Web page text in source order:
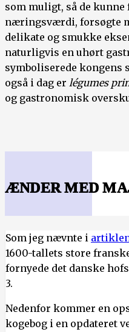
som muligt, så de
næringsværdi, forsøgte
delikate og smukke
naturligvis en uhørt
symboliserede kongens
også i dag er légumes
og gastronomisk
ÆNDER MED
Som jeg nævnte i
1600-tallets store
fornyede det danske
3.
Nedenfor kommer en
kogebog i en opdateret